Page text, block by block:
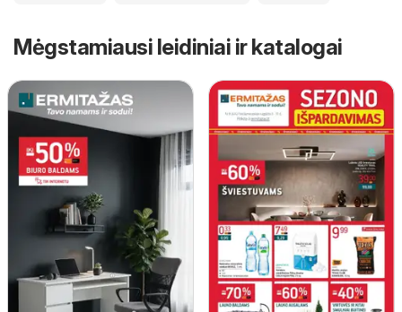
Mėgstamiausi leidiniai ir katalogai